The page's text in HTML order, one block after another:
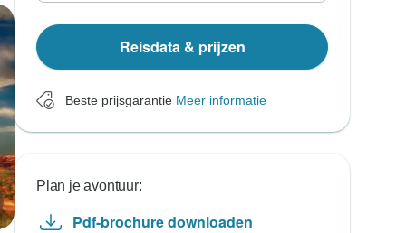
Reisdata & prijzen
Beste prijsgarantie Meer informatie
Plan je avontuur:
Pdf-brochure downloaden